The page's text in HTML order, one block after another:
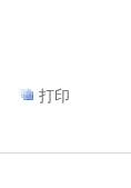
打印